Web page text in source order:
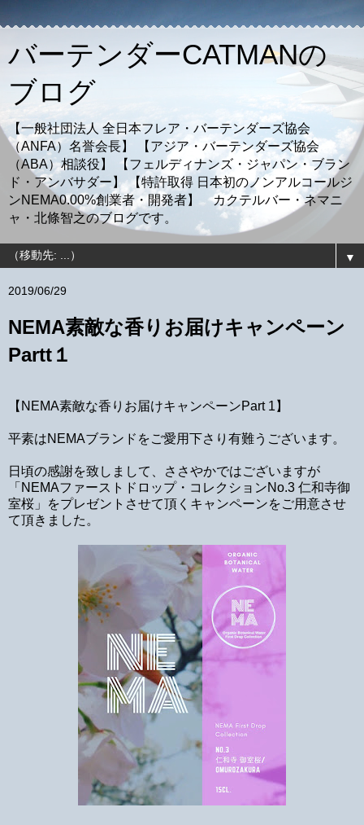
バーテンダーCATMANの
ブログ
【一般社団法人 全日本フレア・バーテンダーズ協会
（ANFA）名誉会長】 【アジア・バーテンダーズ協会
（ABA）相談役】 【フェルディナンズ・ジャパン・ブラン
ド・アンバサダー】 【特許取得 日本初のノンアルコールジ
ンNEMA0.00%創業者・開発者】 カクテルバー・ネマニ
ャ・北條智之のブログです。
▼
2019/06/29
NEMA素敵な香りお届けキャンペーン
Partt１
【NEMA素敵な香りお届けキャンペーンPart 1】
平素はNEMAブランドをご愛用下さり有難うございます。
日頃の感謝を致しまして、ささやかではございますが
「NEMAファーストドロップ・コレクションNo.3 仁和寺御
室桜」をプレゼントさせて頂くキャンペーンをご用意させ
て頂きました。